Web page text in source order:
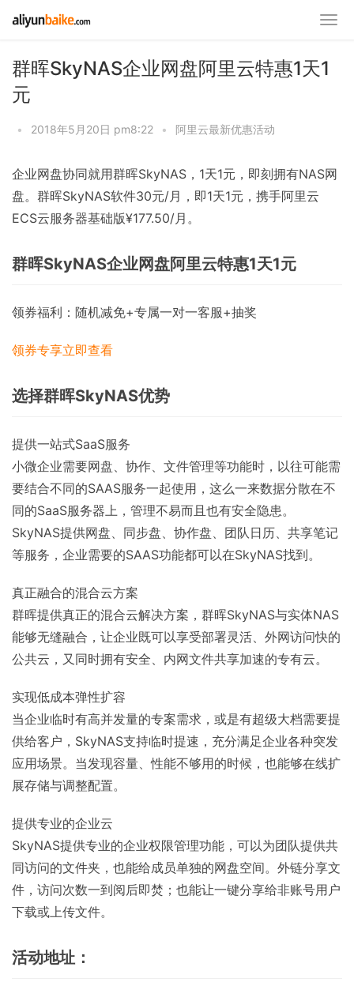
群晖SkyNAS企业网盘阿里云特惠1天1
元
• 2018年5月20日 pm8:22 • 阿里云最新优惠活动
企业网盘协同就用群晖SkyNAS，1天1元，即刻拥有NAS网
盘。群晖SkyNAS软件30元/月，即1天1元，携手阿里云
ECS云服务器基础版¥177.50/月。
群晖SkyNAS企业网盘阿里云特惠1天1元
领券福利：随机减免+专属一对一客服+抽奖
领券专享立即查看
选择群晖SkyNAS优势
提供一站式SaaS服务
小微企业需要网盘、协作、文件管理等功能时，以往可能需
要结合不同的SAAS服务一起使用，这么一来数据分散在不
同的SaaS服务器上，管理不易而且也有安全隐患。
SkyNAS提供网盘、同步盘、协作盘、团队日历、共享笔记
等服务，企业需要的SAAS功能都可以在SkyNAS找到。
真正融合的混合云方案
群晖提供真正的混合云解决方案，群晖SkyNAS与实体NAS
能够无缝融合，让企业既可以享受部署灵活、外网访问快的
公共云，又同时拥有安全、内网文件共享加速的专有云。
实现低成本弹性扩容
当企业临时有高并发量的专案需求，或是有超级大档需要提
供给客户，SkyNAS支持临时提速，充分满足企业各种突发
应用场景。当发现容量、性能不够用的时候，也能够在线扩
展存储与调整配置。
提供专业的企业云
SkyNAS提供专业的企业权限管理功能，可以为团队提供共
同访问的文件夹，也能给成员单独的网盘空间。外链分享文
件，访问次数一到阅后即焚；也能让一键分享给非账号用户
下载或上传文件。
活动地址：